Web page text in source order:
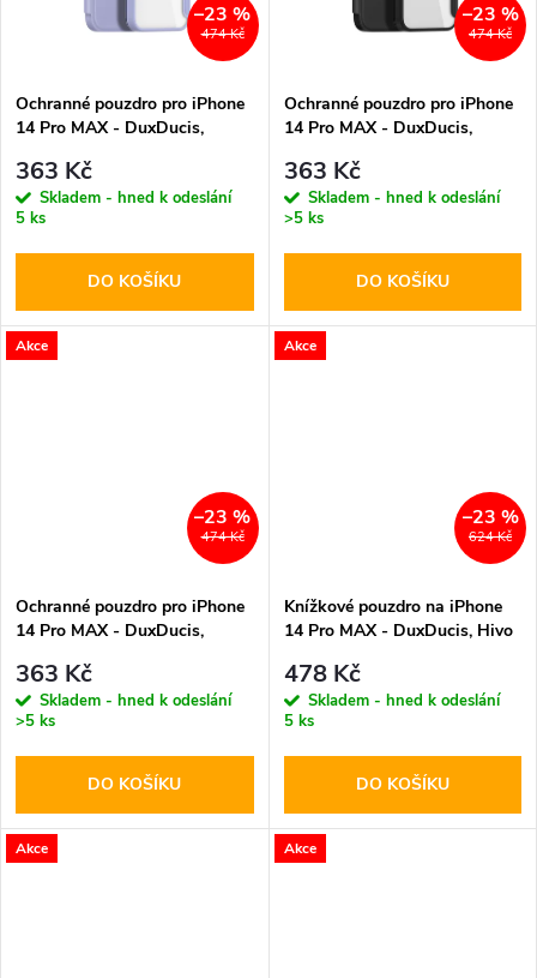
474 Kč
–23 %
Ochranné pouzdro pro iPhone
14 Pro MAX - DuxDucis,
Purple
363 Kč
Skladem - hned k odeslání
5 ks
DO KOŠÍKU
474 Kč
–23 %
Ochranné pouzdro pro iPhone
14 Pro MAX - DuxDucis,
Black
363 Kč
Skladem - hned k odeslání
>5 ks
DO KOŠÍKU
Akce
474 Kč
–23 %
Ochranné pouzdro pro iPhone
14 Pro MAX - DuxDucis,
363 Kč
Skladem - hned k odeslání
>5 ks
DO KOŠÍKU
Akce
624 Kč
–23 %
Knížkové pouzdro na iPhone
14 Pro MAX - DuxDucis, Hivo
478 Kč
Skladem - hned k odeslání
5 ks
DO KOŠÍKU
Akce Akce